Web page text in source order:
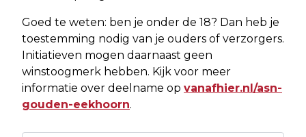
Goed te weten: ben je onder de 18? Dan heb je
toestemming nodig van je ouders of verzorgers.
Initiatieven mogen daarnaast geen
winstoogmerk hebben. Kijk voor meer
informatie over deelname op vanafhier.nl/asn-
gouden-eekhoorn.